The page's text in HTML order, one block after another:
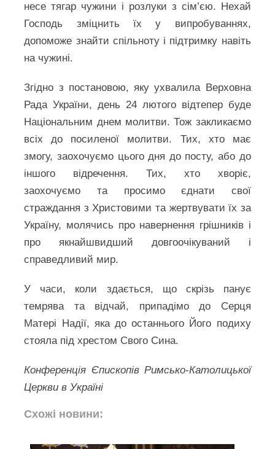
несе тягар чужини і розлуки з сім’єю. Нехай
Господь зміцнить їх у випробуваннях,
допоможе знайти спільноту і підтримку навіть
на чужині.
Згідно з постановою, яку ухвалила Верховна
Рада України, день 24 лютого відтепер буде
Національним днем молитви. Тож закликаємо
всіх до посиленої молитви. Тих, хто має
змогу, заохочуємо цього дня до посту, або до
іншого відречення. Тих, хто хворіє,
заохочуємо та просимо єднати свої
страждання з Христовими та жертвувати їх за
Україну, молячись про навернення грішників і
про якнайшвидший довгоочікуваний і
справедливий мир.
У часи, коли здається, що скрізь панує
темрява та відчай, припадімо до Серця
Матері Надії, яка до останнього Його подиху
стояла під хрестом Свого Сина.
Конференція Єпископів Римсько-Католицької
Церкви в Україні
Схожі новини: